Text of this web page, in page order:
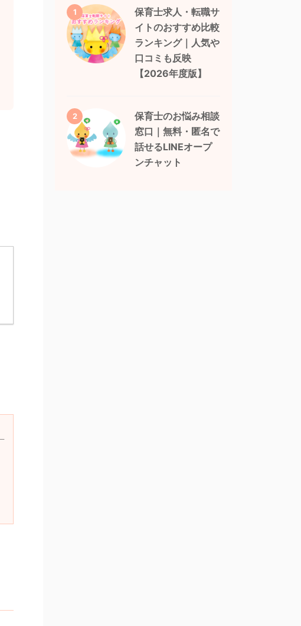
1
保育士求人・転職サ
イトのおすすめ比較
ランキング｜人気や
口コミも反映
【2026年度版】
2
保育士のお悩み相談
窓口｜無料・匿名で
話せるLINEオープ
ンチャット